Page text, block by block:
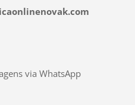
via WhatsApp